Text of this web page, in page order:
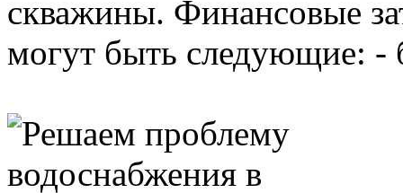
скважины. Финансовые
могут быть следующие: -